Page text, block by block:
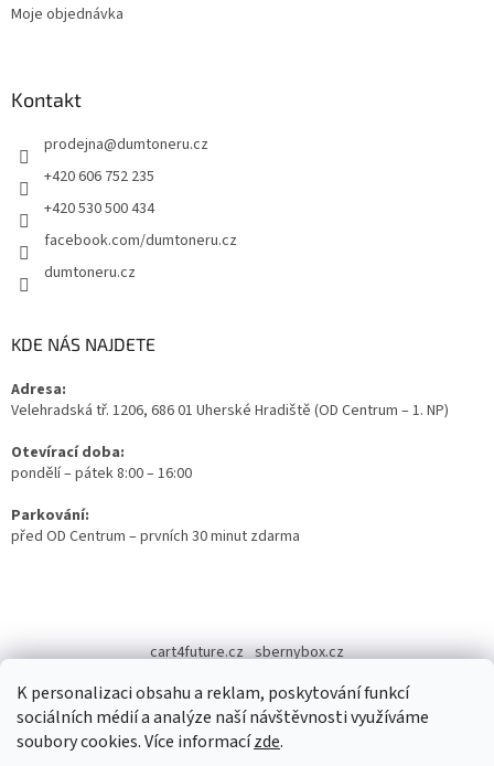
K personalizaci obsahu a reklam, poskytování funkcí
sociálních médií a analýze naší návštěvnosti využíváme
soubory cookies. Více informacízde.
Moje objednávka
Kontakt
prodejna@dumtoneru.cz
+420 606 752 235
+420 530 500 434
facebook.com/dumtoneru.cz
dumtoneru.cz
KDE NÁS NAJDETE
Adresa:
Velehradská tř. 1206, 686 01 Uherské Hradiště (OD Centrum – 1. NP)
Otevírací doba:
pondělí – pátek 8:00 – 16:00
Parkování:
před OD Centrum – prvních 30 minut zdarma
cart4future.cz sbernybox.cz